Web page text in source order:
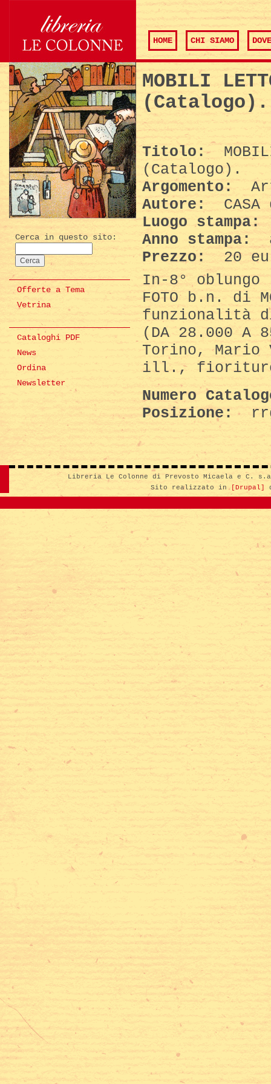
HOME CHI SIAMO
Cerca in questo sito:
Offerte a Tema
Vetrina
Cataloghi PDF
News
Ordina
Newsletter
MOBILI
(Catalogo).
Titolo:
(Catalogo).
Argomento:
Autore:
Luogo stampa:
Anno stampa:
Prezzo:
20
In-8°
FOTO b.n. di
funzionalità
(DA 28.000
Torino,
ill., fioriture
Numero
Posizione:
Libreria Le Colonne di Prevosto Micaela e C.
Sito realizzato in [Drupal]